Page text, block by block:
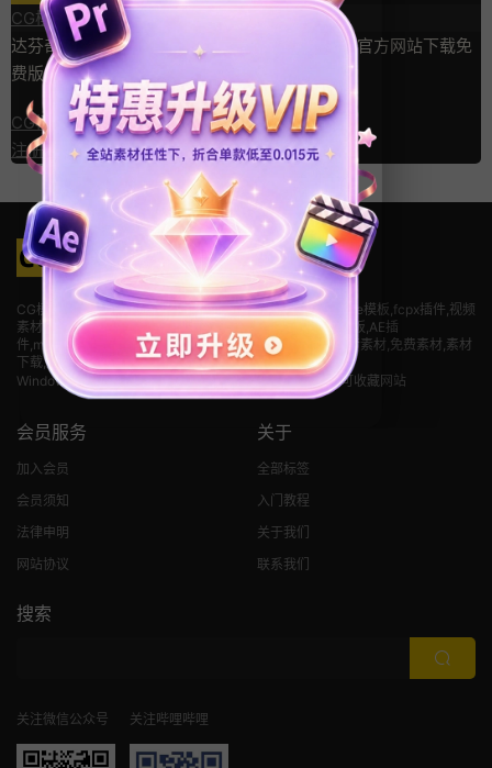
CG模板网 发布 2024-10-25
达芬奇软件暂时不更新了，如需要可以去达芬奇官方网站下载免
费版本。
CG模板网已回答的问题2024-10-25
注册 或 登录
CG模板网(cgmuban.com)免费后期资源下载网站,pr模板,ae模板,fcpx插件,视频
素材 ,premiere模板,pr素材,PR片头模板,pr免费模板,字幕模板,AE插
件,mogrt,premiere,LUT,PR,AE,fcpx,finalcut,剪辑素材,抖音素材,免费素材,素材
下载,支持M芯片
Windows 使用 Ctrl + D，Mac 使用 Command + D，即可收藏网站
会员服务
加入会员
会员须知
法律申明
网站协议
关于
全部标签
入门教程
关于我们
联系我们
搜索
关注微信公众号 关注哔哩哔哩